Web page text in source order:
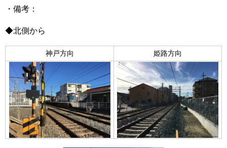
・備考：
◆北側から
神戸方向 姫路方向